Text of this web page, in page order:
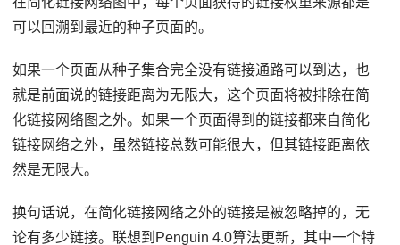
可以回溯到最近的种子页面的。
如果一个页面从种子集合完全没有链接通路可以到达，也
就是前面说的链接距离为无限大，这个页面将被排除在简
化链接网络图之外。如果一个页面得到的链接都来自简化
链接网络之外，虽然链接总数可能很大，但其链接距离依
然是无限大。
换句话说，在简化链接网络之外的链接是被忽略掉的，无
论有多少链接。联想到Penguin 4.0算法更新，其中一个特